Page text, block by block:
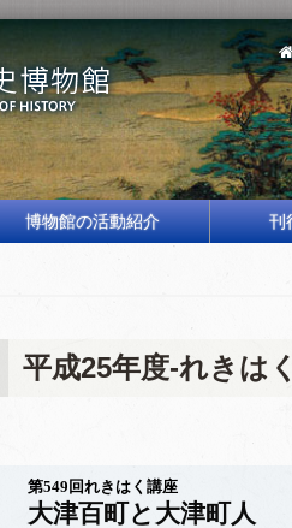
博物館の活動紹介 刊
平成25年度-れきは
第549回れきはく講座
大津百町と大津町人